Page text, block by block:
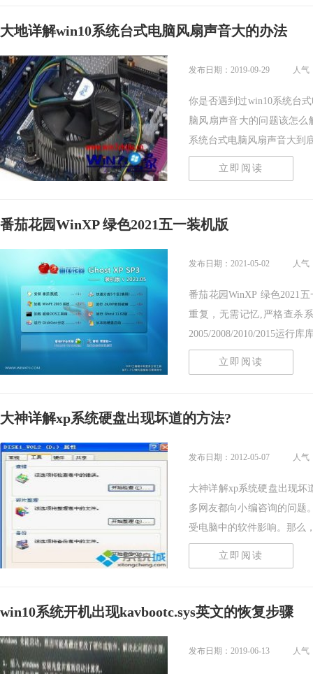
大地详解win10系统台式电脑风扇声音大的办法
发布日期：2019-09-29 人气
你是否遇到过win10系统台
脑风扇声音大的问题该怎么
系统台式电脑风扇声音大到
立即阅读
番茄花园WinXP 绿色2021五一装机版
发布日期：2021-05-02 人气
番茄花园WinXP 绿色2021
重复，无需记忆,严格查杀
2005/2008/2010/2015运行库
立即阅读
大神详解xp系统硬盘出现坏道的方法?
发布日期：2012-05-07 人气
大神详解xp系统硬盘出现坏
多网友都向小编咨询的问题
受电脑中的软件影响。那么
立即阅读
win10系统开机出现kavbootc.sys英文的恢复步骤
发布日期：2019-06-13 人气